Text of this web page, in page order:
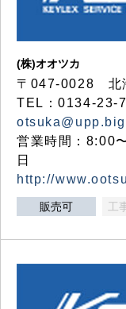
(株)オオツカ
〒047-0028 北
TEL：0134-23-
営業時間：8:00
日
http://
販売可 工